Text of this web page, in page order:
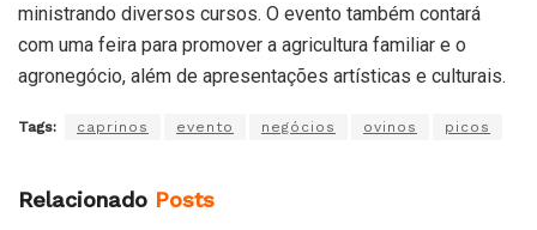
ministrando diversos cursos. O evento também contará
com uma feira para promover a agricultura familiar e o
agronegócio, além de apresentações artísticas e culturais.
Tags: caprinos evento negócios ovinos picos
Relacionado Posts